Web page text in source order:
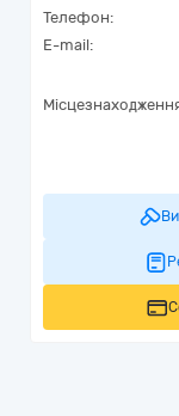
Телефон:
E-mail: